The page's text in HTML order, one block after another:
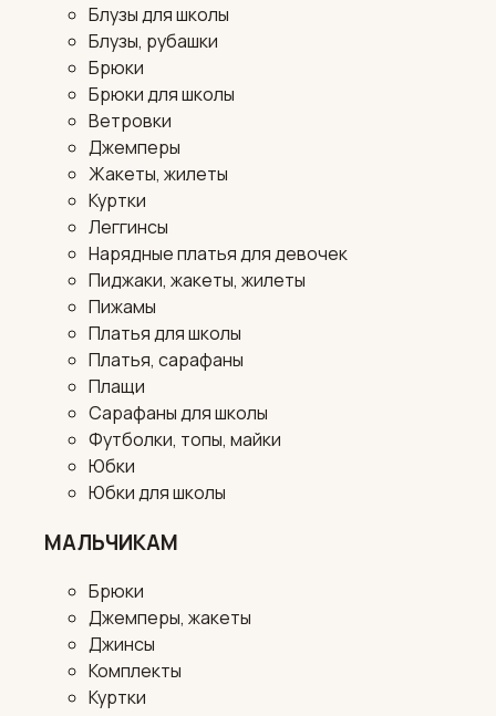
Блузы для школы
Блузы, рубашки
Брюки
Брюки для школы
Ветровки
Джемперы
Жакеты, жилеты
Куртки
Леггинсы
Нарядные платья для девочек
Пиджаки, жакеты, жилеты
Пижамы
Платья для школы
Платья, сарафаны
Плащи
Сарафаны для школы
Футболки, топы, майки
Юбки
Юбки для школы
МАЛЬЧИКАМ
Брюки
Джемперы, жакеты
Джинсы
Комплекты
Куртки